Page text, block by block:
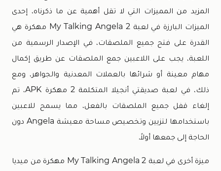
المزيد من المميزات التي لا تقل أهمية عن ما ذكرناه، إحدى
الميزات البارزة في لعبة My Talking Angela 2 مهكرة هي
القدرة على فتح جميع الملصقات، في الإصدار الرسمية من
اللعبة، يجب على اللاعبين جمع الملصقات عن طريق إكمال
مهام معينة أو شرائها بالعملات المعدنية والجواهر، ومع
ذلك، في لعبة صديقتي أنجيلا المتكلمة 2 مهكرة APK، تم
إلغاء قفل جميع الملصقات بالفعل، مما يسمح للاعبين
باستخدامها لتزيين وتخصيص مساحة معيشة Angela دون
الحاجة إلى جمعها أولاً.
ميزة أخرى في لعبة My Talking Angela 2 مهكرة من ميديا